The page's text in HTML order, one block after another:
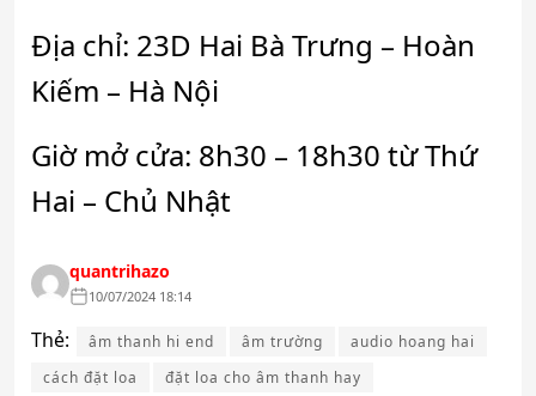
Địa chỉ: 23D Hai Bà Trưng – Hoàn
Kiếm – Hà Nội
Giờ mở cửa: 8h30 – 18h30 từ Thứ
Hai – Chủ Nhật
quantrihazo
10/07/2024 18:14
Thẻ: âm thanh hi end âm trường
audio hoang hai
cách đặt loa
đặt loa cho âm thanh hay